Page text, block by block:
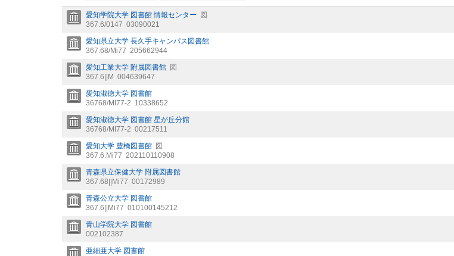
愛知学院大学 図書館 情報センター
図
367.6/0147 03090021
愛知県立大学 長久手キャンパス図書館
367.68/Mi77 205662944
愛知工業大学 附属図書館 図
367.6||M 004639647
愛知淑徳大学 図書館
36768/MI77-2 10338652
愛知淑徳大学 図書館 星が丘分館
36768/MI77-2 00217511
愛知大学 豊橋図書館 図
367.6:Mi77 202110110908
青森県立保健大学 附属図書館
367.68||Mi77 00172989
青森公立大学 図書館
367.6||Mi77 010100145212
青山学院大学 図書館
002102387
亜細亜大学 図書館